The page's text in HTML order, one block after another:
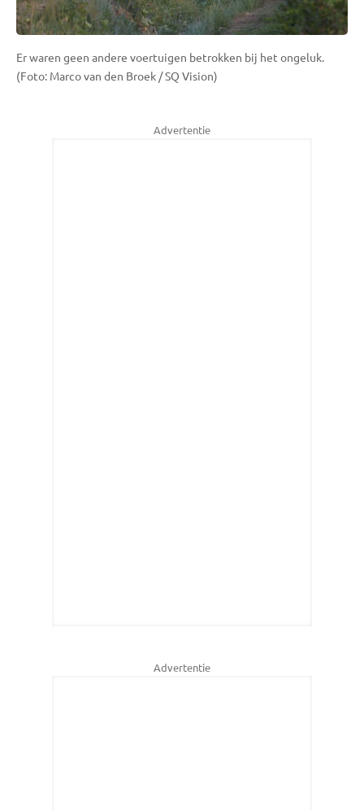
Er waren geen andere voertuigen betrokken bij het ongeluk.
(Foto: Marco van den Broek / SQ Vision)
Advertentie
Advertentie